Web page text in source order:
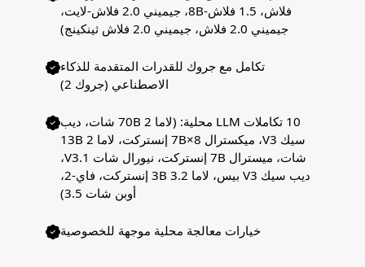
فلاش، 1.5 فلاش-8B، جيميني 2.0 فلاش-لايت،
جيميني 2.0 فلاش، جيميني 2.0 فلاش ثينكينج)
تكامل مع جروك للقدرات المتقدمة للذكاء
الاصطناعي (جروك 2)
10 تكاملات LLM محلية: (لاما 2 70B شات، ديب
سيك V3، ميكسترال 8×7B إنستركت، لاما 2 13B
شات، ميسترال 7B إنستركت، نيورال شات V3.1،
ديب سيك V3 بيس، لاما 3.2 3B إنستركت، فاي-2،
أوبن شات 3.5)
خيارات معالجة محلية موجهة للخصوصية